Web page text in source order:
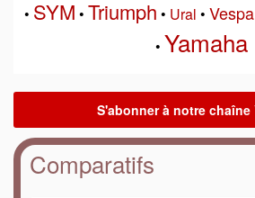
• SYM • Triumph • Ural • Vespa
• Yamaha
Comparatifs